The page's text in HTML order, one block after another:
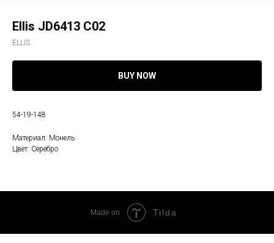
Ellis JD6413 C02
ELLIS
BUY NOW
54-19-148
Материал: Монель
Цвет: Серебро
Made on Tilda